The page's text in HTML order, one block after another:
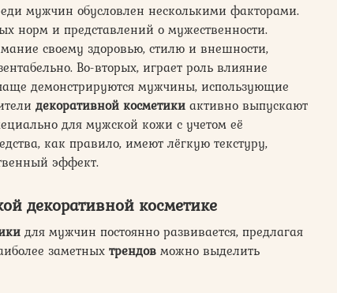
мужчин обусловлен несколькими факторами.
норм и представлений о мужественности.
своему здоровью, стилю и внешности,
Во-вторых, играет роль влияние
демонстрируются мужчины, использующие
декоративной косметики активно выпускают
для мужской кожи с учетом её
как правило, имеют лёгкую текстуру,
эффект.
декоративной косметике
для мужчин постоянно развивается, предлагая
заметных трендов можно выделить